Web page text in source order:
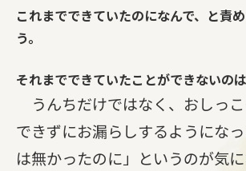
これまでできていたのになんで、と責
う。
それまでできていたことができないのは
うんちだけではなく、おしっ
できずにお漏らしするようにな
は無かったのに」というのが気に